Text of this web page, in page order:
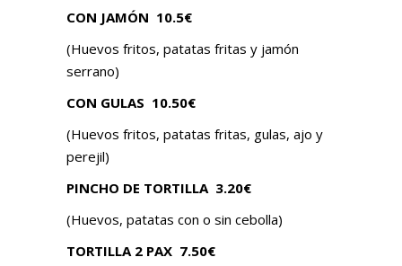
CON JAMÓN 10.5€
(Huevos fritos, patatas fritas y jamón
serrano)
CON GULAS 10.50€
(Huevos fritos, patatas fritas, gulas, ajo y
perejil)
PINCHO DE TORTILLA 3.20€
(Huevos, patatas con o sin cebolla)
TORTILLA 2 PAX 7.50€